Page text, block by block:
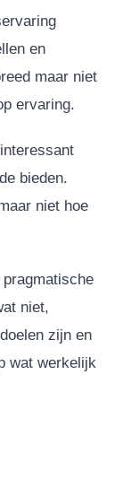
en
maar niet
ervaring.
bieden.
niet hoe
niet,
zijn en
wat werkelijk